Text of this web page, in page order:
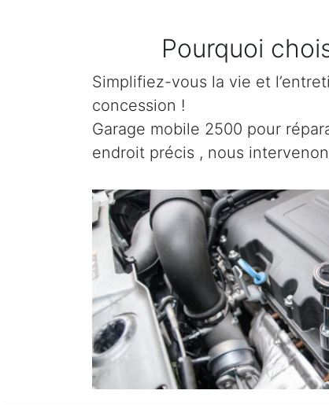
Pourquoi
Simplifiez-vous la vie et
concession !
Garage mobile 2500 pour
endroit précis , nous